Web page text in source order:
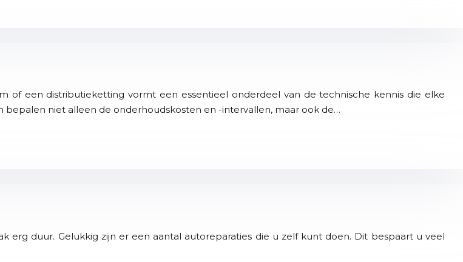
of een distributieketting vormt een essentieel onderdeel van de technische kennis die elke
niet alleen de onderhoudskosten en -intervallen, maar ook de…
duur. Gelukkig zijn er een aantal autoreparaties die u zelf kunt doen. Dit bespaart u veel